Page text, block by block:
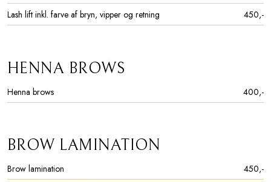
Lash lift inkl. farve af bryn, vipper og retning
450,-​
HENNA BROWS
Henna brows 400,-​
BROW LAMINATION
Brow lamination
450,-​